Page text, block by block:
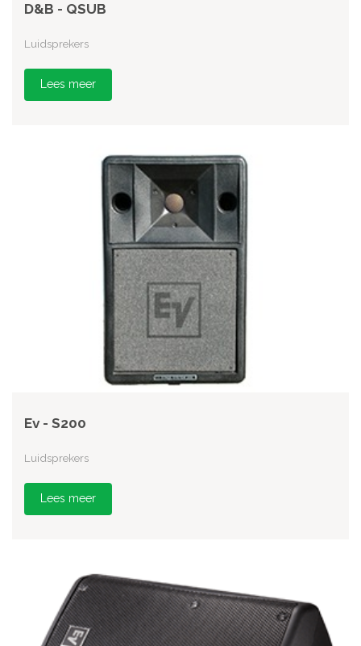
D&B - QSUB
Luidsprekers
Lees meer
Ev - S200
Luidsprekers
Lees meer